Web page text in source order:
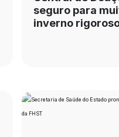
seguro para
inverno